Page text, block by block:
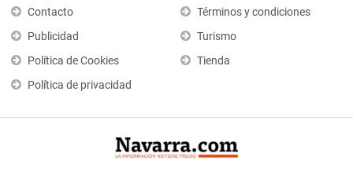
Contacto
Publicidad
Política de Cookies
Política de privacidad
Términos y condiciones
Turismo
Tienda